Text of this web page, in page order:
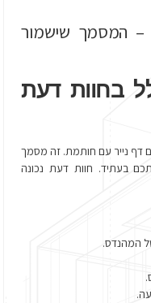
– המסמך שישמור
בחוות דעת
דף נייר עם חותמת. זה מסמך
בעתיד. חוות דעת נכונה
המהנדס.